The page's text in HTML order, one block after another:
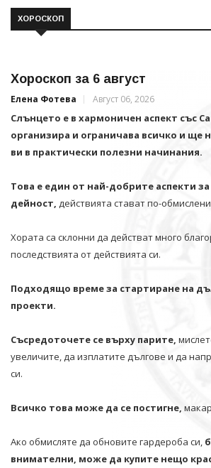
ХОРОСКОП
Хороскоп за 6 август
Елена Фотева Август 06, 2026
Слънцето е в хармоничен аспект със
организира и ограничава всичко и щe
ви в практически полезни начинания.
Това е един от най-добрите аспекти
дейност, действията стават по-
Хората са склонни да действат много
последствията от действията си.
Подходящо време за стартиране на
проекти.
Съсредоточете се върху парите,
увеличите, да изплатите дългове и да
си.
Всичко това може да се постигне,
Ако обмисляте да обновите гардероба си,
внимателни, може да купите нещо